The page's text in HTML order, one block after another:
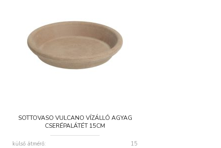
SOTTOVASO VULCANO VÍZÁLLÓ AGYAG
CSERÉPALÁTÉT 15CM
külső átmérő:
15